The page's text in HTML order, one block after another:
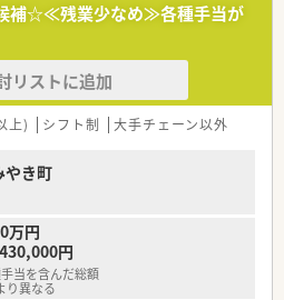
候補☆≪残業少なめ≫各種手当が
リストに追加
上) シフト制 大手チェーン以外
やき町
万円
円
当を含んだ総額
り異なる